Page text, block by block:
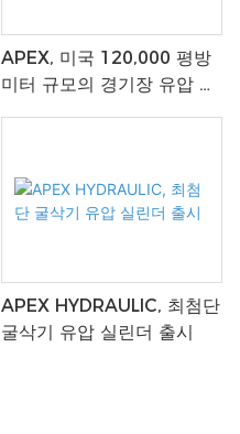
APEX, 미국 120,000 평방
미터 규모의 경기장 유압 장
APEX HYDRAULIC, 최첨단
굴삭기 유압 실린더 출시